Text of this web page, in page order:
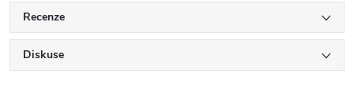
Recenze
Diskuse